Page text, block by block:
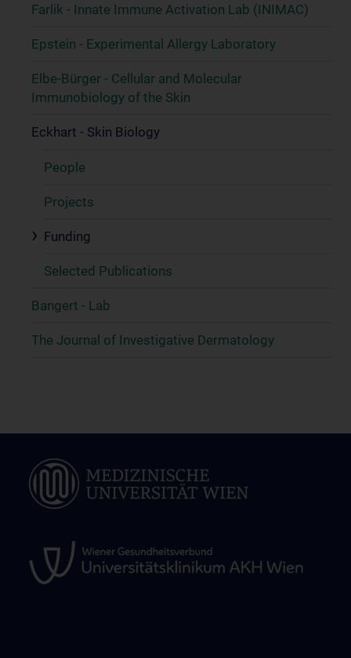
Farlik - Innate Immune Activation Lab (INIMAC)
Epstein - Experimental Allergy Laboratory
Elbe-Bürger - Cellular and Molecular
Immunobiology of the Skin
Eckhart - Skin Biology
People
Projects
Funding
Selected Publications
Bangert - Lab
The Journal of Investigative Dermatology